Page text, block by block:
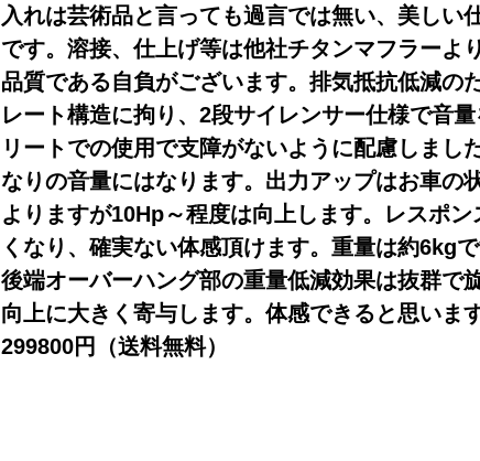
入れは芸術品と言っても過言では無い、美しい
です。溶接、仕上げ等は他社チタンマフラーよ
品質である自負がございます。排気抵抗低減の
レート構造に拘り、2段サイレンサー仕様で音量
リートでの使用で支障がないように配慮しまし
なりの音量にはなります。出力アップはお車の
よりますが10Hp～程度は向上します。レスポン
くなり、確実ない体感頂けます。重量は約6kg
後端オーバーハング部の重量低減効果は抜群で
向上に大きく寄与します。体感できると思います
299800円（送料無料）